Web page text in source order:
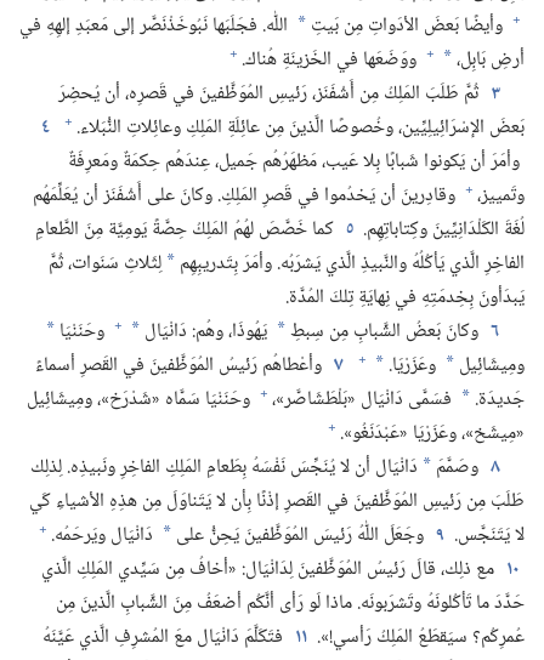
+ وأيضًا بَعضَ الأدَواتِ مِن بَيتِ * اللّٰه.‏ فجَلَبَها نَبُوخَذْنَصَّر إلى مَعبَدِ إلهِهِ في
أرضِ بَابِل،‏*
+ ووَضَعَها في الخَزينَةِ هُناك.‏ +
٣ ثُمَّ طَلَبَ المَلِكُ مِن أَشْفَنَز،‏ رَئيسِ المُوَظَّفينَ في قَصرِه،‏ أن يُحضِرَ
بَعضَ الإسْرَائِيلِيِّين،‏ وخُصوصًا الَّذينَ مِن عائِلَةِ المَلِكِ وعائِلاتِ النُّبَلاء.‏ +
٤
وأمَرَ أن يَكونوا شَبابًا بِلا عَيب،‏ مَظهَرُهُم جَميل،‏ عِندَهُم حِكمَةٌ ومَعرِفَةٌ
وتَمييز،‏ + وقادِرينَ أن يَخدُموا في قَصرِ المَلِكِ.‏ وكانَ على أَشْفَنَز أن يُعَلِّمَهُم
لُغَةَ الكَلْدَانِيِّينَ وكِتاباتِهِم.‏ ٥ كما خَصَّصَ لهُمُ المَلِكُ حِصَّةً يَومِيَّة مِنَ الطَّعامِ
الفاخِرِ الَّذي يَأكُلُهُ والنَّبيذِ الَّذي يَشرَبُه.‏ وأمَرَ بِتَدريبِهِم *لِثَلاثِ سَنَوات،‏ ثُمَّ
يَبدَأونَ بِخِدمَتِهِ في نِهايَةِ تِلكَ المُدَّة.‏
٦ وكانَ بَعضُ الشَّبابِ مِن سِبطِ* يَهُوذَا،‏ وهُم:‏ دَانْيَال *
+ وحَنَنْيَا *
ومِيشَائِيل * وعَزَرْيَا.‏ *
+ ٧ وأعْطاهُم رَئيسُ المُوَظَّفينَ في القَصرِ أسماءً
جَديدَة.‏ * فسَمَّى دَانْيَال «بَلْطَشَاصَّر»،‏ + وحَنَنْيَا سَمَّاه «شَدْرَخ»،‏ ومِيشَائِيل
«مِيشَخ»،‏ وعَزَرْيَا «عَبْدَنَغُو».‏ +
٨ وصَمَّمَ * دَانْيَال أن لا يُنَجِّسَ نَفْسَهُ بِطَعامِ المَلِكِ الفاخِرِ ونَبيذِه.‏ لِذلِك
طَلَبَ مِن رَئيسِ المُوَظَّفينَ في القَصرِ إذْنًا بِأن لا يَتَناوَلَ مِن هذِهِ الأشياءِ كَي
لا يَتَنَجَّس.‏ ٩ وجَعَلَ اللّٰهُ رَئيسَ المُوَظَّفينَ يَحِنُّ على * دَانْيَال ويَرحَمُه.‏ +
١٠ مع ذلِك،‏ قالَ رَئيسُ المُوَظَّفينَ لِدَانْيَال:‏ «أخافُ مِن سَيِّدي المَلِكِ الَّذي
حَدَّدَ ما تَأكُلونَهُ وتَشرَبونَه.‏ ماذا لَو رَأى أنَّكُم أضعَفُ مِنَ الشَّبابِ الَّذينَ مِن
عُمرِكُم؟‏ سيَقطَعُ المَلِكُ رَأسي!‏».‏ ١١ فتَكَلَّمَ دَانْيَال معَ المُشرِفِ الَّذي عَيَّنَهُ